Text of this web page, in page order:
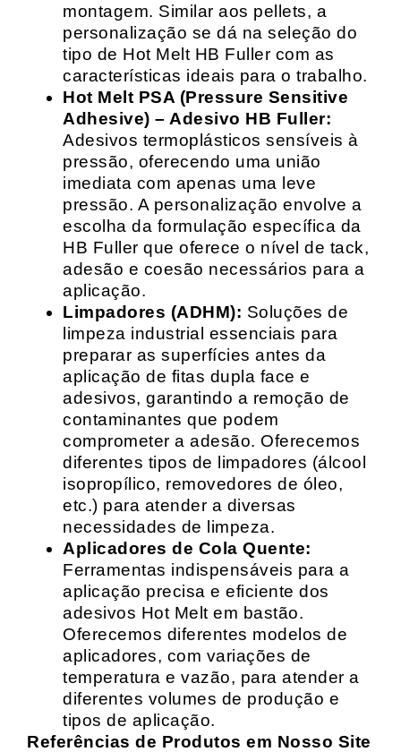
montagem. Similar aos pellets, a
personalização se dá na seleção do
tipo de Hot Melt HB Fuller com as
características ideais para o trabalho.
Hot Melt PSA (Pressure Sensitive
Adhesive) – Adesivo HB Fuller:
Adesivos termoplásticos sensíveis à
pressão, oferecendo uma união
imediata com apenas uma leve
pressão. A personalização envolve a
escolha da formulação específica da
HB Fuller que oferece o nível de tack,
adesão e coesão necessários para a
aplicação.
Limpadores (ADHM): Soluções de
limpeza industrial essenciais para
preparar as superfícies antes da
aplicação de fitas dupla face e
adesivos, garantindo a remoção de
contaminantes que podem
comprometer a adesão. Oferecemos
diferentes tipos de limpadores (álcool
isopropílico, removedores de óleo,
etc.) para atender a diversas
necessidades de limpeza.
Aplicadores de Cola Quente:
Ferramentas indispensáveis para a
aplicação precisa e eficiente dos
adesivos Hot Melt em bastão.
Oferecemos diferentes modelos de
aplicadores, com variações de
temperatura e vazão, para atender a
diferentes volumes de produção e
tipos de aplicação.
Referências de Produtos em Nosso Site